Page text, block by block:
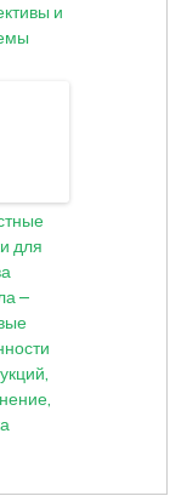
и
для
–